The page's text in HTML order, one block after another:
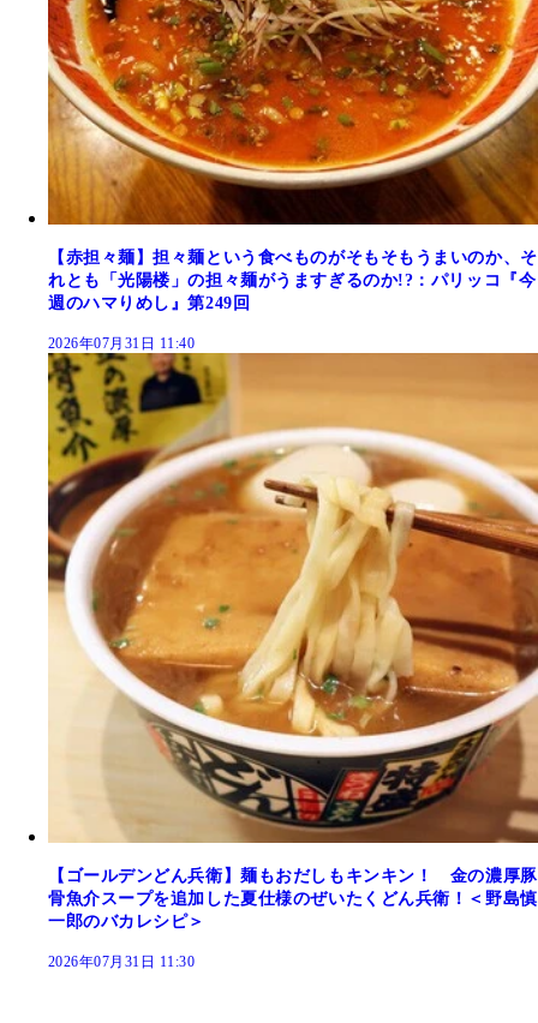
【赤担々麺】担々麺という食べものがそもそもうまいのか、そ
れとも「光陽楼」の担々麺がうますぎるのか!?：パリッコ『今
週のハマりめし』第249回
2026年07月31日 11:40
【ゴールデンどん兵衛】麺もおだしもキンキン！ 金の濃厚豚
骨魚介スープを追加した夏仕様のぜいたくどん兵衛！＜野島慎
一郎のバカレシピ＞
2026年07月31日 11:30